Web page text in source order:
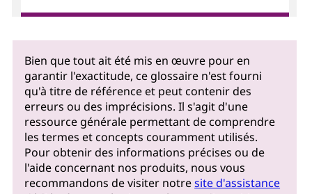
Bien que tout ait été mis en œuvre pour en
garantir l'exactitude, ce glossaire n'est fourni
qu'à titre de référence et peut contenir des
erreurs ou des imprécisions. Il s'agit d'une
ressource générale permettant de comprendre
les termes et concepts couramment utilisés.
Pour obtenir des informations précises ou de
l'aide concernant nos produits, nous vous
recommandons de visiter notresite d'assistance